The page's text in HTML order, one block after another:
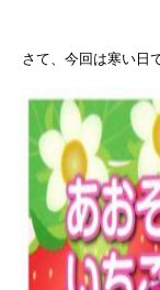
さて、今回は寒い日